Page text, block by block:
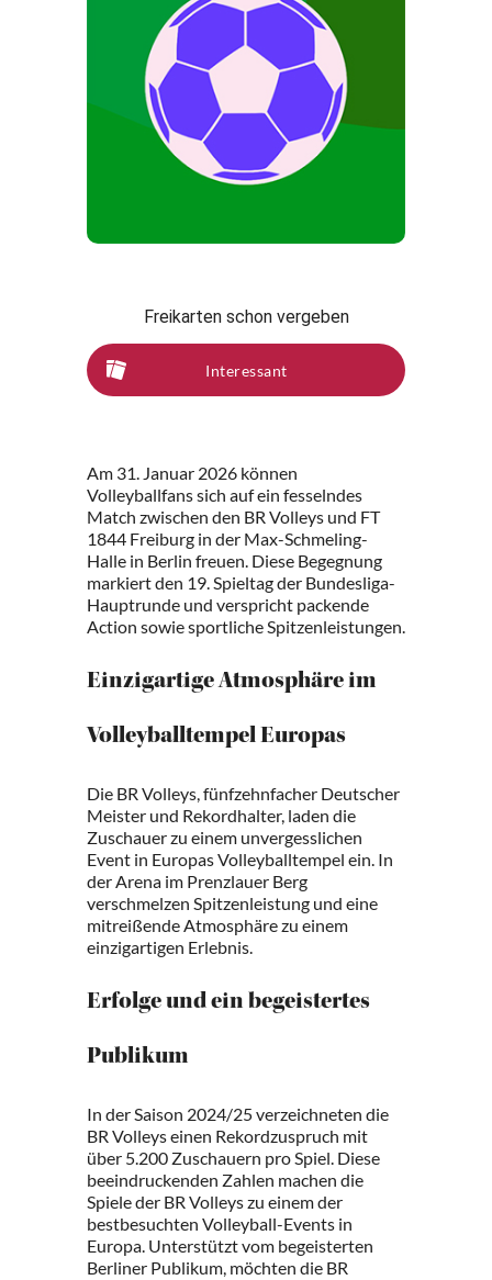
Freikarten schon vergeben
Interessant
Am 31. Januar 2026 können
Volleyballfans sich auf ein fesselndes
Match zwischen den BR Volleys und FT
1844 Freiburg in der Max-Schmeling-
Halle in Berlin freuen. Diese Begegnung
markiert den 19. Spieltag der Bundesliga-
Hauptrunde und verspricht packende
Action sowie sportliche Spitzenleistungen.
Einzigartige Atmosphäre im
Volleyballtempel Europas
Die BR Volleys, fünfzehnfacher Deutscher
Meister und Rekordhalter, laden die
Zuschauer zu einem unvergesslichen
Event in Europas Volleyballtempel ein. In
der Arena im Prenzlauer Berg
verschmelzen Spitzenleistung und eine
mitreißende Atmosphäre zu einem
einzigartigen Erlebnis.
Erfolge und ein begeistertes
Publikum
In der Saison 2024/25 verzeichneten die
BR Volleys einen Rekordzuspruch mit
über 5.200 Zuschauern pro Spiel. Diese
beeindruckenden Zahlen machen die
Spiele der BR Volleys zu einem der
bestbesuchten Volleyball-Events in
Europa. Unterstützt vom begeisterten
Berliner Publikum, möchten die BR